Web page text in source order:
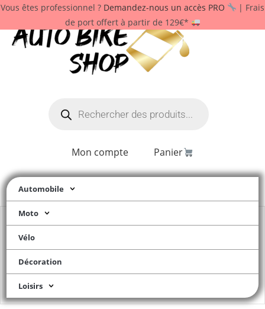
Vous êtes professionnel ? Demandez-nous un accès PRO
| Frais
de port offert à partir de 129€*
Mon compte Panier
Automobile
Moto
Vélo
Décoration
Loisirs